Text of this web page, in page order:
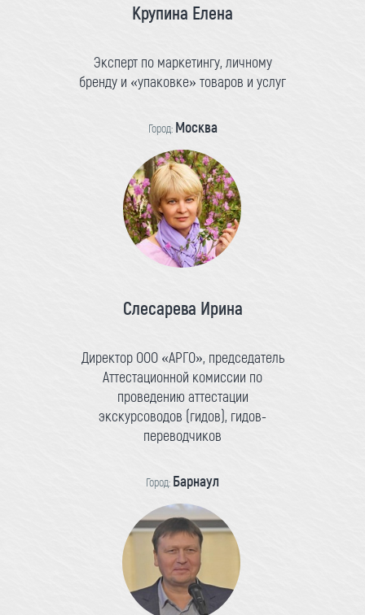
Крупина Елена
Эксперт по маркетингу, личному
бренду и «упаковке» товаров и услуг
Город: Москва
Слесарева Ирина
Директор ООО «АРГО», председатель
Аттестационной комиссии по
проведению аттестации
экскурсоводов (гидов), гидов-
переводчиков
Город: Барнаул